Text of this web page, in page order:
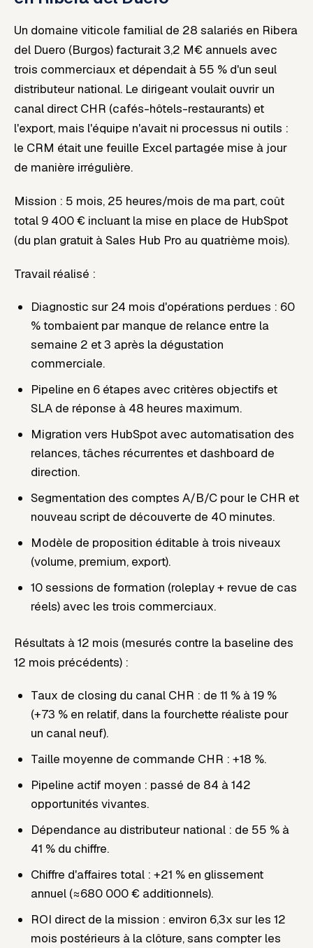
Un domaine viticole familial de 28 salariés en Ribera
del Duero (Burgos) facturait 3,2 M€ annuels avec
trois commerciaux et dépendait à 55 % d'un seul
distributeur national. Le dirigeant voulait ouvrir un
canal direct CHR (cafés-hôtels-restaurants) et
l'export, mais l'équipe n'avait ni processus ni outils :
le CRM était une feuille Excel partagée mise à jour
de manière irrégulière.
Mission : 5 mois, 25 heures/mois de ma part, coût
total 9 400 € incluant la mise en place de HubSpot
(du plan gratuit à Sales Hub Pro au quatrième mois).
Travail réalisé :
Diagnostic sur 24 mois d'opérations perdues : 60
% tombaient par manque de relance entre la
semaine 2 et 3 après la dégustation
commerciale.
Pipeline en 6 étapes avec critères objectifs et
SLA de réponse à 48 heures maximum.
Migration vers HubSpot avec automatisation des
relances, tâches récurrentes et dashboard de
direction.
Segmentation des comptes A/B/C pour le CHR et
nouveau script de découverte de 40 minutes.
Modèle de proposition éditable à trois niveaux
(volume, premium, export).
10 sessions de formation (roleplay + revue de cas
réels) avec les trois commerciaux.
Résultats à 12 mois (mesurés contre la baseline des
12 mois précédents) :
Taux de closing du canal CHR : de 11 % à 19 %
(+73 % en relatif, dans la fourchette réaliste pour
un canal neuf).
Taille moyenne de commande CHR : +18 %.
Pipeline actif moyen : passé de 84 à 142
opportunités vivantes.
Dépendance au distributeur national : de 55 % à
41 % du chiffre.
Chiffre d'affaires total : +21 % en glissement
annuel (≈680 000 € additionnels).
ROI direct de la mission : environ 6,3x sur les 12
mois postérieurs à la clôture, sans compter les